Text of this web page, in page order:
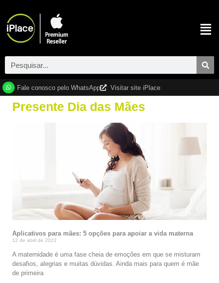
Fale conosco pelo WhatsApp Visitar site iPlace
Presente Dia das Mães
Aplicativos para mães: 5 opções para apoiar a vida materna
12 de abril de 2022
A maternidade é uma fase cheia de emoções em que se misturam
desafios, alegrias e muitas dúvidas. Ainda mais para quem é mãe
de primeira